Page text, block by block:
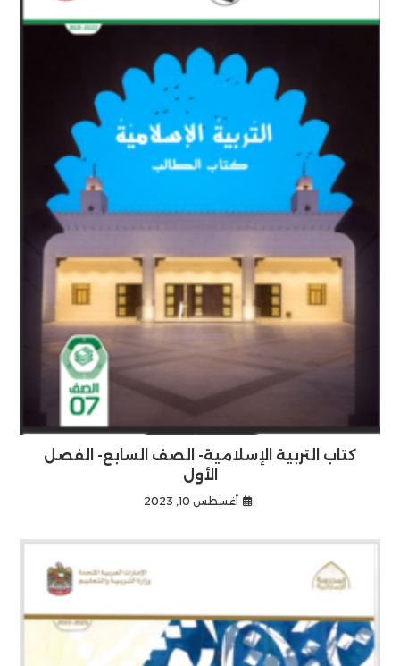
كتاب التربية الإسلامية- الصف السابع- الفصل
الأول
أغسطس 10, 2023